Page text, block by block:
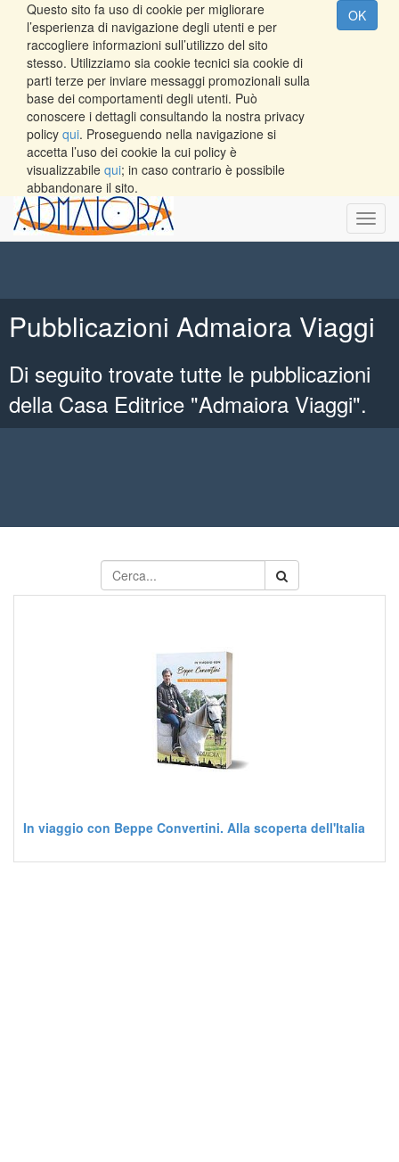
Questo sito fa uso di cookie per migliorare
l’esperienza di navigazione degli utenti e per
raccogliere informazioni sull’utilizzo del sito
stesso. Utilizziamo sia cookie tecnici sia cookie di
parti terze per inviare messaggi promozionali sulla
base dei comportamenti degli utenti. Può
conoscere i dettagli consultando la nostra privacy
policy qui. Proseguendo nella navigazione si
accetta l’uso dei cookie la cui policy è
visualizzabile qui; in caso contrario è possibile
abbandonare il sito.
OK
Pubblicazioni Admaiora Viaggi
Di seguito trovate tutte le pubblicazioni
della Casa Editrice "Admaiora Viaggi".
In viaggio con Beppe Convertini. Alla scoperta dell'Italia